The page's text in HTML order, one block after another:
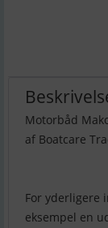
Motorbåd
af Boatcare
For yderligere
eksempel en